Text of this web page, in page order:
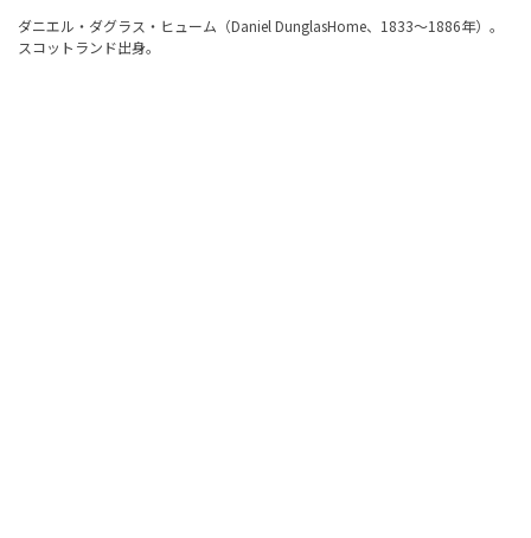
ダニエル・ダグラス・ヒューム（Daniel DunglasHome、1833～1886年）。
スコットランド出身。